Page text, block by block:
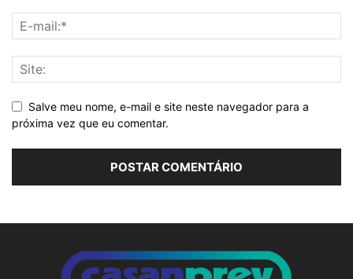
Salve meu nome, e-mail e site neste navegador para a
próxima vez que eu comentar.